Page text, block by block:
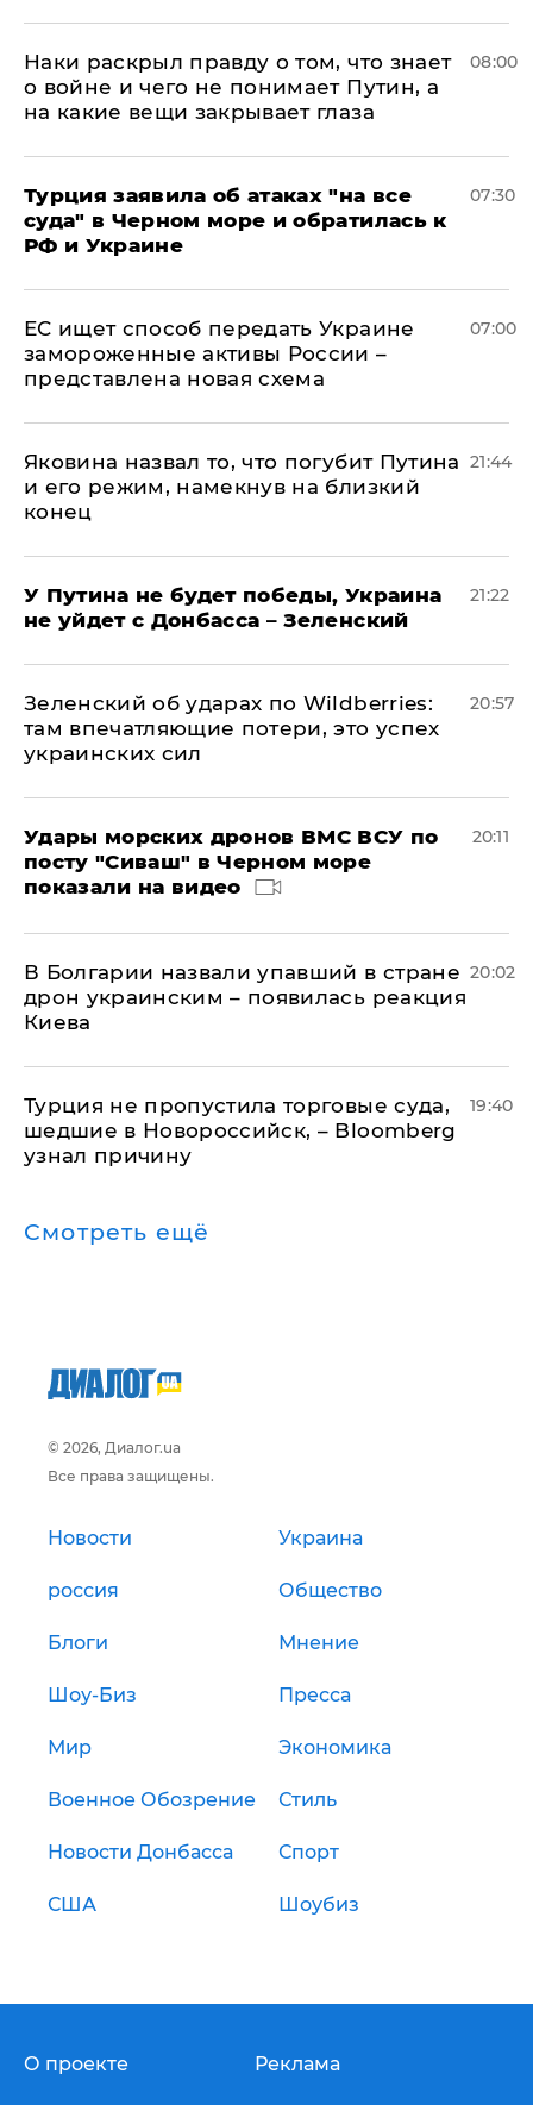
Наки раскрыл правду о том, что знает
о войне и чего не понимает Путин, а
на какие вещи закрывает глаза
08:00
Турция заявила об атаках "на все
суда" в Черном море и обратилась к
РФ и Украине
07:30
ЕС ищет способ передать Украине
замороженные активы России –
представлена новая схема
07:00
Яковина назвал то, что погубит Путина
и его режим, намекнув на близкий
конец
21:44
У Путина не будет победы, Украина
не уйдет с Донбасса – Зеленский
21:22
Зеленский об ударах по Wildberries:
там впечатляющие потери, это успех
украинских сил
20:57
Удары морских дронов ВМС ВСУ по
посту "Сиваш" в Черном море
показали на видео
20:11
В Болгарии назвали упавший в стране
дрон украинским – появилась реакция
Киева
20:02
Турция не пропустила торговые суда,
шедшие в Новороссийск, – Bloomberg
узнал причину
19:40
Смотреть ещё
© 2026, Диалог.ua
Все права защищены.
Новости Украина
россия Общество
Блоги Мнение
Шоу-Биз Пресса
Мир Экономика
Военное Обозрение Стиль
Новости Донбасса Спорт
США Шоубиз
О проекте Реклама